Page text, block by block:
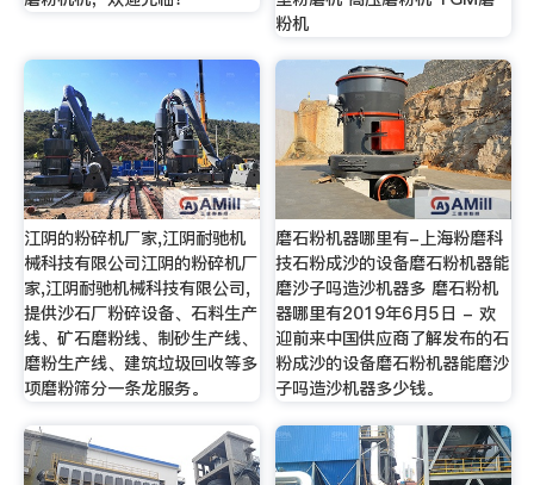
粉机
江阴的粉碎机厂家,江阴耐驰机
械科技有限公司江阴的粉碎机厂
家,江阴耐驰机械科技有限公司,
提供沙石厂粉碎设备、石料生产
线、矿石磨粉线、制砂生产线、
磨粉生产线、建筑垃圾回收等多
项磨粉筛分一条龙服务。
磨石粉机器哪里有-上海粉磨科
技石粉成沙的设备磨石粉机器能
磨沙子吗造沙机器多 磨石粉机
器哪里有2019年6月5日 - 欢
迎前来中国供应商了解发布的石
粉成沙的设备磨石粉机器能磨沙
子吗造沙机器多少钱。